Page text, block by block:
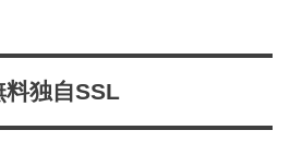
料独自SSL